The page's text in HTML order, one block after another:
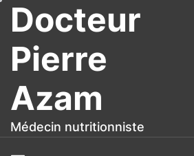
Skip
content
Docteur
Pierre
Azam
Médecin nutritionniste